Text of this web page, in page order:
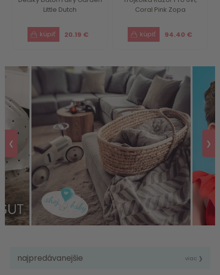
Little Dutch
20.19 €
Coral Pink Zopa
94.40 €
❮ ❯
najpredávanejšie viac ❯